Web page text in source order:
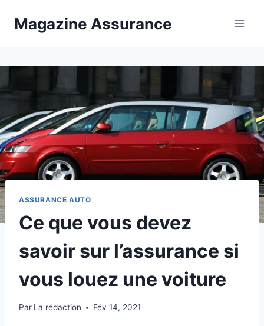
Magazine Assurance
ASSURANCE AUTO
Ce que vous devez
savoir sur l’assurance si
vous louez une voiture
Par La rédaction Fév 14, 2021